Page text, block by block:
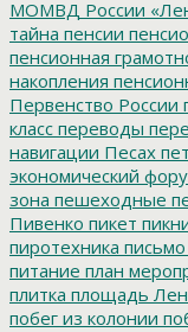
МОМВД России
тайна пенсии
пенсионная
накопления
Первенство России
класс переводы
навигации Песах
экономический
зона пешеходные
Пивенко пикет
пиротехника
питание план
плитка площадь
побег из колонии